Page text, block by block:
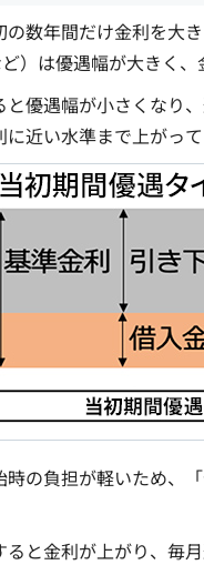
数年間だけ金利を大
）は優遇幅が大きく、
と優遇幅が小さくなり
近い水準まで上がっ
の負担が軽いため、
と金利が上がり、毎